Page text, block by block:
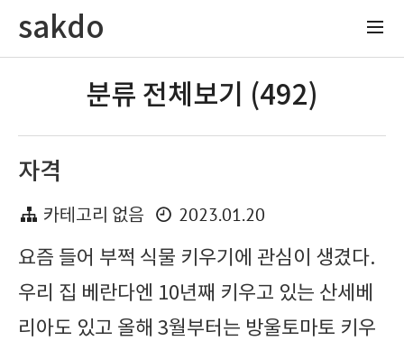
sakdo
분류 전체보기 (492)
자격
카테고리 없음
2023.01.20
요즘 들어 부쩍 식물 키우기에 관심이 생겼다.
우리 집 베란다엔 10년째 키우고 있는 산세베
리아도 있고 올해 3월부터는 방울토마토 키우